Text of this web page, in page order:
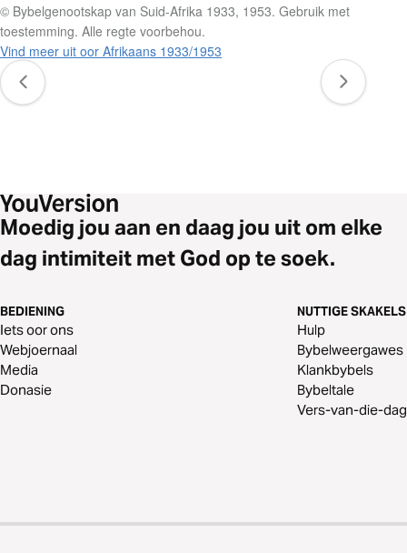
© Bybelgenootskap van Suid-Afrika 1933, 1953. Gebruik met
toestemming. Alle regte voorbehou.
Vind meer uit oor Afrikaans 1933/1953
Moedig jou aan en daag jou uit om elke
dag intimiteit met God op te soek.
BEDIENING
Iets oor ons
Webjoernaal
Media
Donasie
NUTTIGE SKAKELS
Hulp
Bybelweergawes
Klankbybels
Bybeltale
Vers-van-die-dag